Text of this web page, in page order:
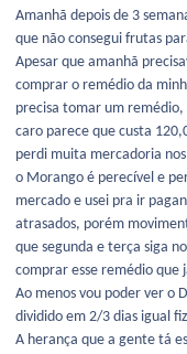
Amanhã depois de 3
que não consegui frutas
Apesar que amanhã
comprar o remédio da
precisa tomar um
caro parece que custa
perdi muita mercadoria
o Morango é perecível e
mercado e usei pra ir
atrasados, porém
que segunda e terça siga
comprar esse remédio
Ao menos vou poder ver o
dividido em 2/3 dias igual
A herança que a gente tá